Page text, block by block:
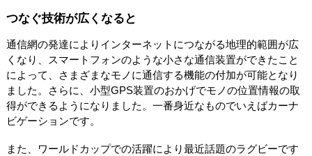
つなぐ技術が広くなると
通信網の発達によりインターネットにつながる地理的範囲が広
くなり、スマートフォンのような小さな通信装置ができたこと
によって、さまざまなモノに通信する機能の付加が可能となり
ました。さらに、小型GPS装置のおかげでモノの位置情報の取
得ができるようになりました。一番身近なものでいえばカーナ
ビゲーションです。
また、ワールドカップでの活躍により最近話題のラグビーです